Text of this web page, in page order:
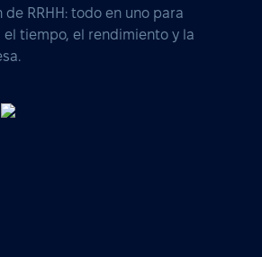
RRHH: todo en uno para
tiempo, el rendimiento y la